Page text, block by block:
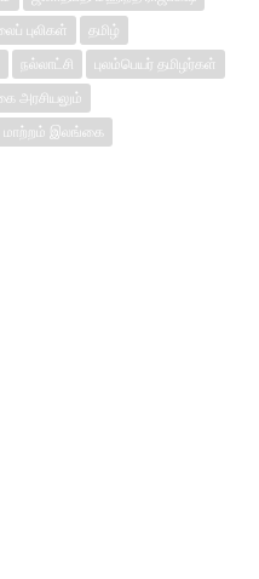
புலிகள்
தமிழ்
நல்லாட்சி
புலம்பெயர் தமிழர்கள்
அரசியலும்
மாற்றம் இலங்கை